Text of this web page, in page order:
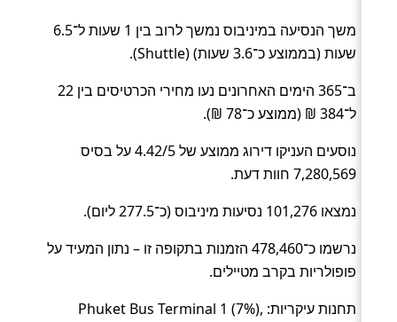
משך הנסיעה במיניבוס נמשך לרוב בין 1 שעות ל־6.5
שעות (בממוצע כ־3.6 שעות) (Shuttle).
ב־365 הימים האחרונים נעו מחירי הכרטיסים בין 22
ל־384 ₪ (ממוצע כ־78 ₪).
נוסעים העניקו דירוג ממוצע של 4.42/5 על בסיס
7,280,569 חוות דעת.
נמצאו 101,276 נסיעות מיניבוס (כ־277.5 ליום).
נרשמו כ־478,460 הזמנות בתקופה זו – נתון המעיד על
פופולריות בקרב מטיילים.
תחנות עיקריות: Phuket Bus Terminal 1 (7%),